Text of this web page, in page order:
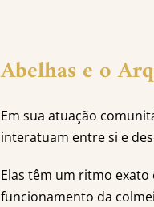
Abelhas e o
Em sua atuação
interatuam entre si e
Elas têm um ritmo exato
funcionamento da